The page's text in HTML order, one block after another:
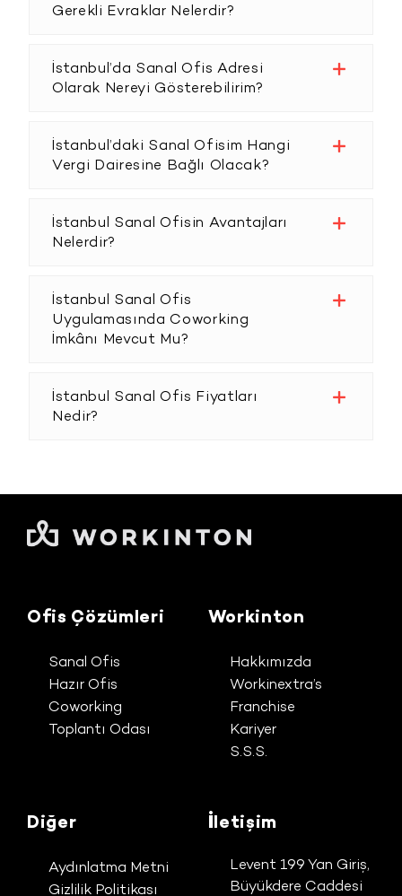
Gerekli Evraklar Nelerdir?
İstanbul’da Sanal Ofis Adresi
Olarak Nereyi Gösterebilirim?
İstanbul’daki Sanal Ofisim Hangi
Vergi Dairesine Bağlı Olacak?
İstanbul Sanal Ofisin Avantajları
Nelerdir?
İstanbul Sanal Ofis
Uygulamasında Coworking
İmkânı Mevcut Mu?
İstanbul Sanal Ofis Fiyatları
Nedir?
Ofis Çözümleri
Sanal Ofis
Hazır Ofis
Coworking
Toplantı Odası
Workinton
Hakkımızda
Workinextra’s
Franchise
Kariyer
S.S.S.
Diğer
Aydınlatma Metni
Gizlilik Politikası
İletişim
Levent 199 Yan Giriş,
Büyükdere Caddesi